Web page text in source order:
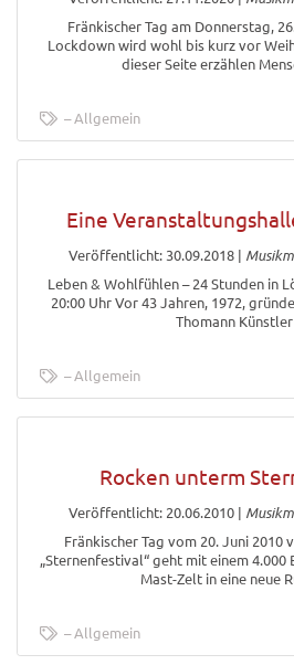
Fränkischer Tag am Donnerstag,
Lockdown wird wohl bis kurz vor
dieser Seite erzählen
Allgemein
Eine
Veröffentlicht: 30.09.2018|
Leben & Wohlfühlen – 24 Stunden in
20:00 Uhr Vor 43 Jahren, 1972,
Thomann
Allgemein
Rocken unterm
Veröffentlicht: 20.06.2010|
Fränkischer Tag vom 20. Juni 2010
„Sternenfestival“ geht mit einem 4.000
Mast-Zelt in eine neue
Allgemein